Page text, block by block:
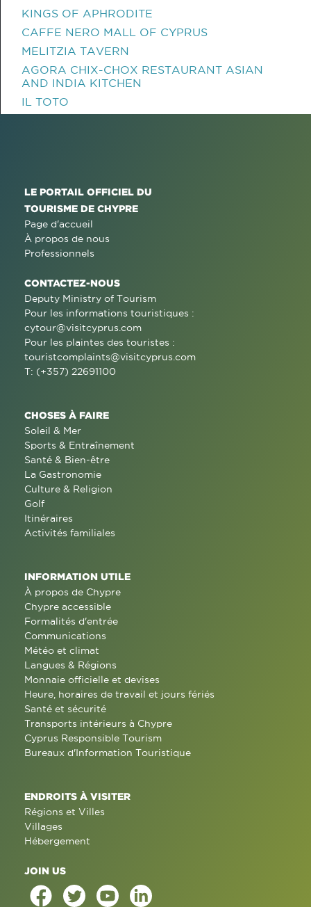
KINGS OF APHRODITE
CAFFE NERO MALL OF CYPRUS
MELITZIA TAVERN
AGORA CHIX-CHOX RESTAURANT ASIAN
AND INDIA KITCHEN
IL TOTO
LE PORTAIL OFFICIEL DU
TOURISME DE CHYPRE
Page d'accueil
À propos de nous
Professionnels
CONTACTEZ-NOUS
Deputy Ministry of Tourism
Pour les informations touristiques :
cytour@visitcyprus.com
Pour les plaintes des touristes :
touristcomplaints@visitcyprus.com
T: (+357) 22691100
CHOSES À FAIRE
Soleil & Mer
Sports & Entraînement
Santé & Bien-être
La Gastronomie
Culture & Religion
Golf
Itinéraires
Activités familiales
INFORMATION UTILE
À propos de Chypre
Chypre accessible
Formalités d'entrée
Communications
Météo et climat
Langues & Régions
Monnaie officielle et devises
Heure, horaires de travail et jours fériés
Santé et sécurité
Transports intérieurs à Chypre
Cyprus Responsible Tourism
Bureaux d'Information Touristique
ENDROITS À VISITER
Régions et Villes
Villages
Hébergement
JOIN US